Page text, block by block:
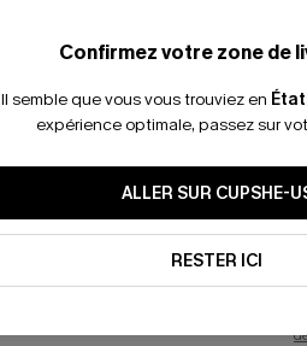
Confirmez votre zone de
Il semble que vous vous trouviez en
expérience optimale, passez sur
ALLER SUR CUPSHE-
RESTER ICI